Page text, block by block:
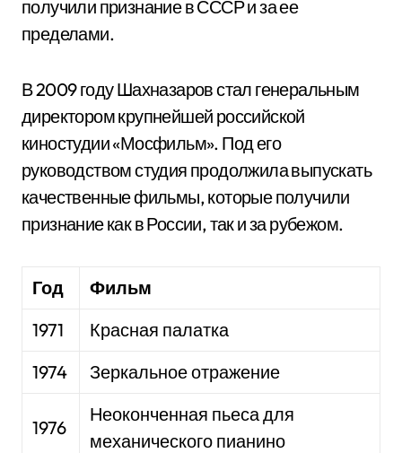
получили признание в СССР и за ее
пределами.
В 2009 году Шахназаров стал генеральным
директором крупнейшей российской
киностудии «Мосфильм». Под его
руководством студия продолжила выпускать
качественные фильмы, которые получили
признание как в России, так и за рубежом.
Год
Фильм
1971
Красная палатка
1974
Зеркальное отражение
1976
Неоконченная пьеса для
механического пианино